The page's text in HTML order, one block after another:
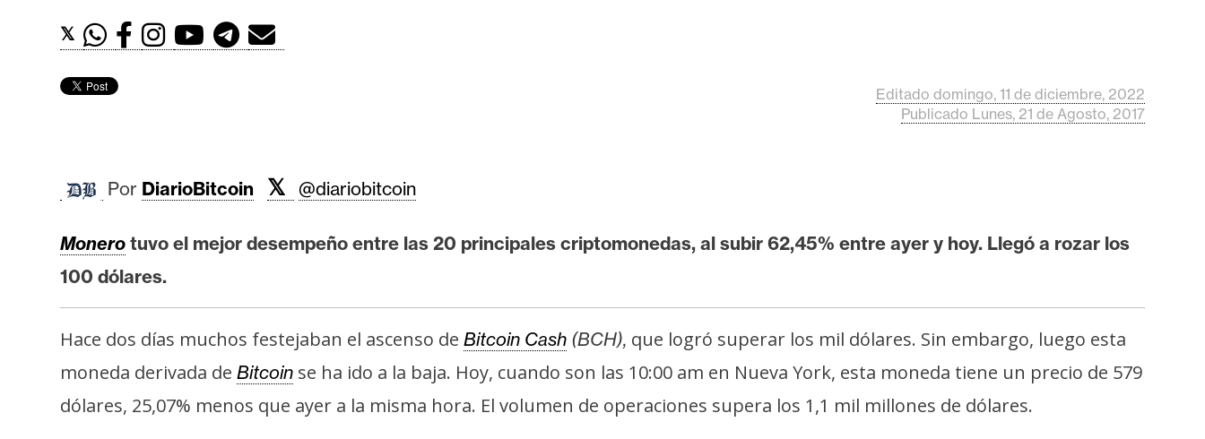
M
r
o
s
B
c
o
n
𝕏
Editado domingo, 11 de diciembre, 2022
Publicado Lunes, 21 de Agosto, 2017
Por DiarioBitcoin 𝕏 @diariobitcoin
Monero tuvo el mejor desempeño entre las 20 principales criptomonedas, al subir 62,45% entre ayer y hoy. Llegó a rozar los
100 dólares.
Hace dos días muchos festejaban el ascenso de Bitcoin Cash (BCH), que logró superar los mil dólares. Sin embargo, luego esta
moneda derivada de Bitcoin se ha ido a la baja. Hoy, cuando son las 10:00 am en Nueva York, esta moneda tiene un precio de 579
dólares, 25,07% menos que ayer a la misma hora. El volumen de operaciones supera los 1,1 mil millones de dólares.